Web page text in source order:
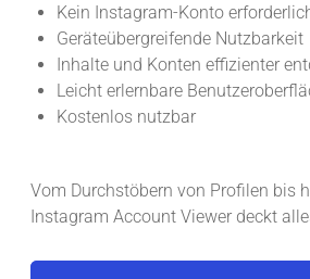
Kein Instagram-Konto
Geräteübergreifende Nutzbarkeit
Inhalte und Konten effizienter
Leicht erlernbare
Kostenlos nutzbar
Vom Durchstöbern von Profilen bis
Instagram Account Viewer deckt